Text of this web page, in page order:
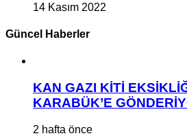
14 Kasım 2022
Güncel Haberler
KAN GAZI KİTİ
KARABÜK’E
2 hafta önce